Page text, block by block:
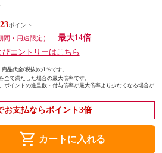
23
間・用途限定）
最大14倍
エントリーはこちら
品代金(税抜)の1％です。
て満たした場合の最大倍率です。
ポイントの進呈数・付与倍率が最大倍率より少なくなる場合が
お支払ならポイント3倍
shopping_cart カートに入れる